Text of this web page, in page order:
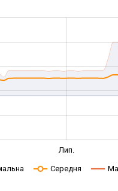
Лип.
Середня